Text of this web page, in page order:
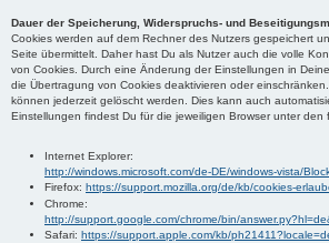
Dauer der Speicherung, Widerspruchs- und
Cookies werden auf dem Rechner des Nutzers gespeichert
Seite übermittelt. Daher hast Du als Nutzer auch die volle
von Cookies. Durch eine Änderung der Einstellungen in
die Übertragung von Cookies deaktivieren oder
können jederzeit gelöscht werden. Dies kann auch
Einstellungen findest Du für die jeweiligen Browser unter den
Internet Explorer:
http://windows.microsoft.com/de-DE/windows-vista/
Firefox: https://support.mozilla.org/de/kb/cookies-
Chrome:
http://support.google.com/chrome/bin/
Safari: https://support.apple.com/kb/